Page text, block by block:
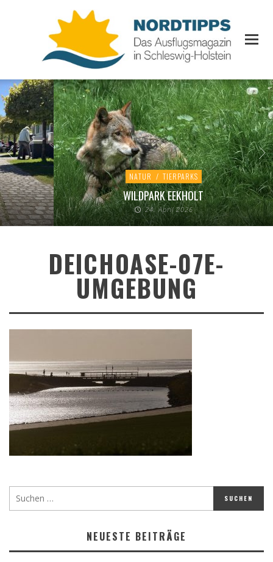
NATUR / TIERPARKS
WILDPARK EEKHOLT
24. April 2026
DEICHOASE-07E-
UMGEBUNG
NEUESTE BEITRÄGE